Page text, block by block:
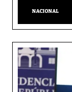
NACIONAL